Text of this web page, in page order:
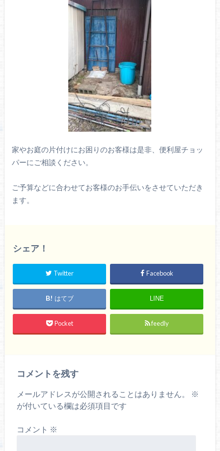
家やお庭の片付けにお困りのお客様は是非、便利屋チョッ
パーにご相談ください。
ご予算などに合わせてお客様のお手伝いをさせていただき
ます。
シェア！
Twitter Facebook
はてブ LINE
Pocket feedly
コメントを残す
メールアドレスが公開されることはありません。
※
が付いている欄は必須項目です
コメント ※